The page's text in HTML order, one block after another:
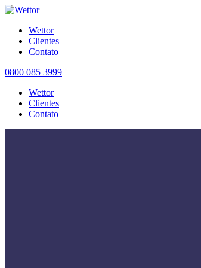
Wettor
Clientes
Contato
0800 085 3999
Wettor
Clientes
Contato